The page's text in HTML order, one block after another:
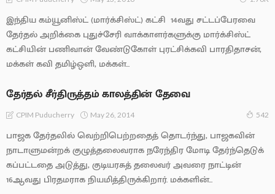
இந்திய கம்யூனிஸ்ட் (மார்க்சிஸ்ட்) கட்சி 14வது சட்டப்பேரவை
தேர்தல் அறிக்கை புதுச்சேரி வாக்காளர்களுக்கு மார்க்சிஸ்ட்
கட்சியின் பணிவான் வேண்டுகோள் புரட்சிக்கவி பாரதிதாசன்,
மக்கள் கவி தமிழ்ஒளி, மக்கள்...
தேர்தல் சீர்திருத்தம் காலத்தின் தேவை
CPIM Puducherry May 26, 2014 542
பாஜக தேர்தலில் வெற்றிபெற்றதைத் தொடர்ந்து, பாஜகவின்
நாடாளுமன்றக் குழுத்தலைவராக நரேந்திர மோடி தேர்ந்தெடுக்
கப்பட்டதை அடுத்து, குடியரசுத் தலைவர் அவரை நாட்டின்
16ஆவது பிரதமராக நியமித்திருக்கிறார். மக்களின்...